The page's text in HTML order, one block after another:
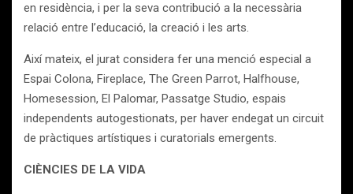
en residència, i per la seva contribució a la necessària
relació entre l’educació, la creació i les arts.
Així mateix, el jurat considera fer una menció especial a
Espai Colona, Fireplace, The Green Parrot, Halfhouse,
Homesession, El Palomar, Passatge Studio, espais
independents autogestionats, per haver endegat un circuit
de pràctiques artístiques i curatorials emergents.
CIÈNCIES DE LA VIDA